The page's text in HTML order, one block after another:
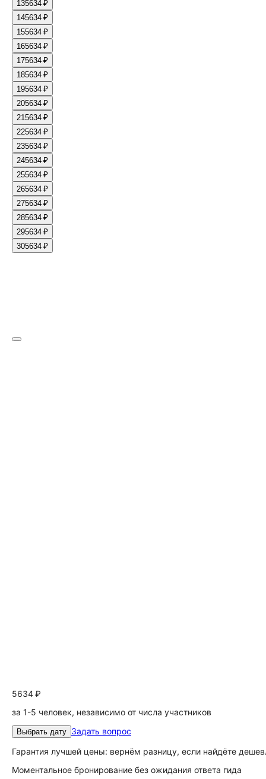
135634 ₽
145634 ₽
155634 ₽
165634 ₽
175634 ₽
185634 ₽
195634 ₽
205634 ₽
215634 ₽
225634 ₽
235634 ₽
245634 ₽
255634 ₽
265634 ₽
275634 ₽
285634 ₽
295634 ₽
305634 ₽
5634 ₽
за 1-5 человек, независимо от числа участников
Выбрать дату Задать вопрос
Гарантия лучшей цены: вернём разницу, если найдёте
Моментальное бронирование без ожидания ответа гида